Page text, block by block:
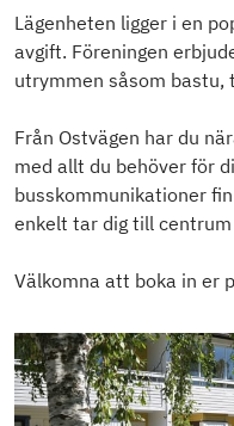
Lägenheten ligger i en
avgift. Föreningen
utrymmen såsom bastu,
Från Ostvägen har du
med allt du behöver för
busskommunikationer
enkelt tar dig till
Välkomna att boka in er